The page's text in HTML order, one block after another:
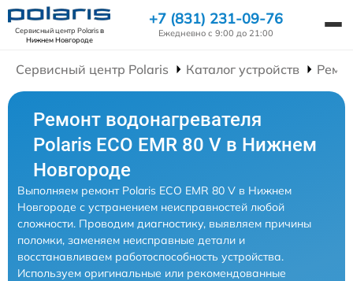
Сервисный центр Polarisв
Нижнем Новгороде
+7 (831) 231-09-76
Ежедневно с 9:00 до 21:00
Сервисный центр Polaris Каталог устройств
Ремонт водонагревателя
Polaris ECO EMR 80 V в Нижнем
Новгороде
Выполняем ремонт Polaris ECO EMR 80 V в Нижнем
Новгороде с устранением неисправностей любой
сложности. Проводим диагностику, выявляем причины
поломки, заменяем неисправные детали и
восстанавливаем работоспособность устройства.
Используем оригинальные или рекомендованные